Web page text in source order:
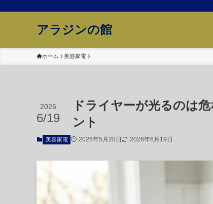
アラジンの館
ホーム 美容家電
ドライヤーが光るのは
ント
2026
6/19
美容家電 2026年5月20日 2026年6月19日